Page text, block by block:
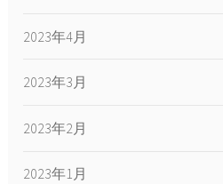
2023年4月
2023年3月
2023年2月
2023年1月